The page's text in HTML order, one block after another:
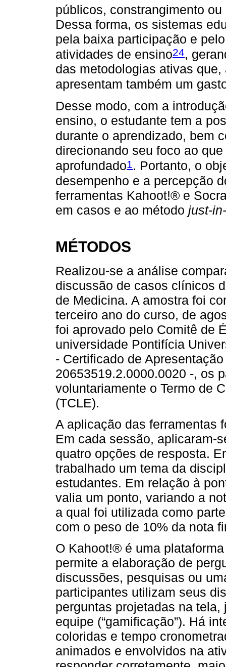
públicos, constrangimento
Dessa forma, os sistemas
pela baixa participação e
atividades de ensino24,
das metodologias ativas
apresentam também um
Desse modo, com a
ensino, o estudante tem a
durante o aprendizado, bem
direcionando seu foco ao
aprofundado1 . Portanto, o
desempenho e a percepção
ferramentas Kahoot!® e
em casos e ao método just-
MÉTODOS
Realizou-se a análise
discussão de casos clínicos
de Medicina. A amostra foi
terceiro ano do curso, de
foi aprovado pelo Comitê de
universidade Pontifícia
- Certificado de
20653519.2.0000.0020 -, os
voluntariamente o Termo de
(TCLE).
A aplicação das ferramentas
Em cada sessão, aplicaram-
quatro opções de resposta.
trabalhado um tema da
estudantes. Em relação à
valia um ponto, variando a
a qual foi utilizada como
com o peso de 10% da nota
O Kahoot!® é uma
permite a elaboração de
discussões, pesquisas ou
participantes utilizam seus
perguntas projetadas na
equipe (“gamificação”). Há
coloridas e tempo
animados e envolvidos na